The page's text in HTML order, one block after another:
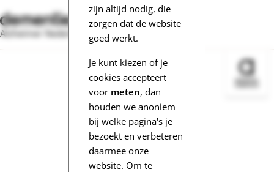
zijn altijd nodig, die
zorgen dat de website
goed werkt.
Je kunt kiezen of je
cookies accepteert
voor meten, dan
houden we anoniem
bij welke pagina's je
bezoekt en verbeteren
daarmee onze
website. Om te
Alzheimer Nederland